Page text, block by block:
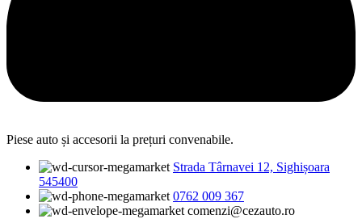
Piese auto și accesorii la prețuri convenabile.
Strada Târnavei 12, Sighișoara
545400
0762 009 367
comenzi@cezauto.ro